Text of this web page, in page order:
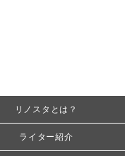
リノスタとは？
ライター紹介